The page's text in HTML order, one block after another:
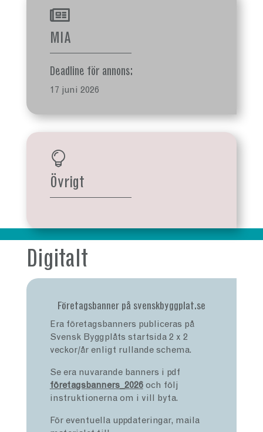

MIA
Deadline för annons:
17 juni 2026

Övrigt
Digitalt
Företagsbanner på svenskbyggplat.se
Era företagsbanners publiceras på
Svensk Byggplåts startsida 2 x 2
veckor/år enligt rullande schema.
Se era nuvarande banners i pdf
företagsbanners_2026 och följ
instruktionerna om i vill byta.
För eventuella uppdateringar, maila